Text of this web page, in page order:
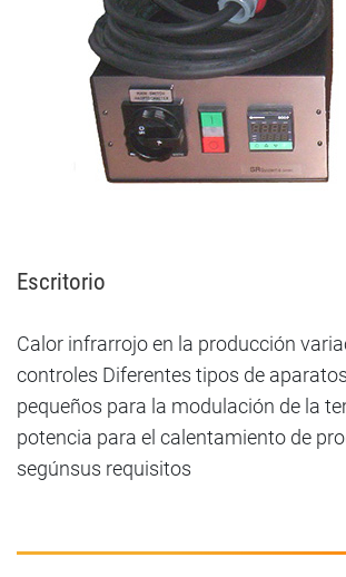
Escritorio
Calor infrarrojo en la producción
controles Diferentes tipos de
pequeños para la modulación de la
potencia para el calentamiento de
segúnsus requisitos